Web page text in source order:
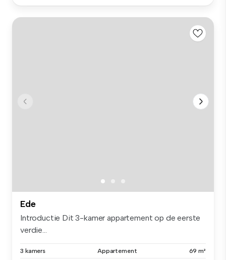
Ede
Introductie Dit 3-kamer appartement op de eerste
verdie...
3 kamers Appartement 69 m²